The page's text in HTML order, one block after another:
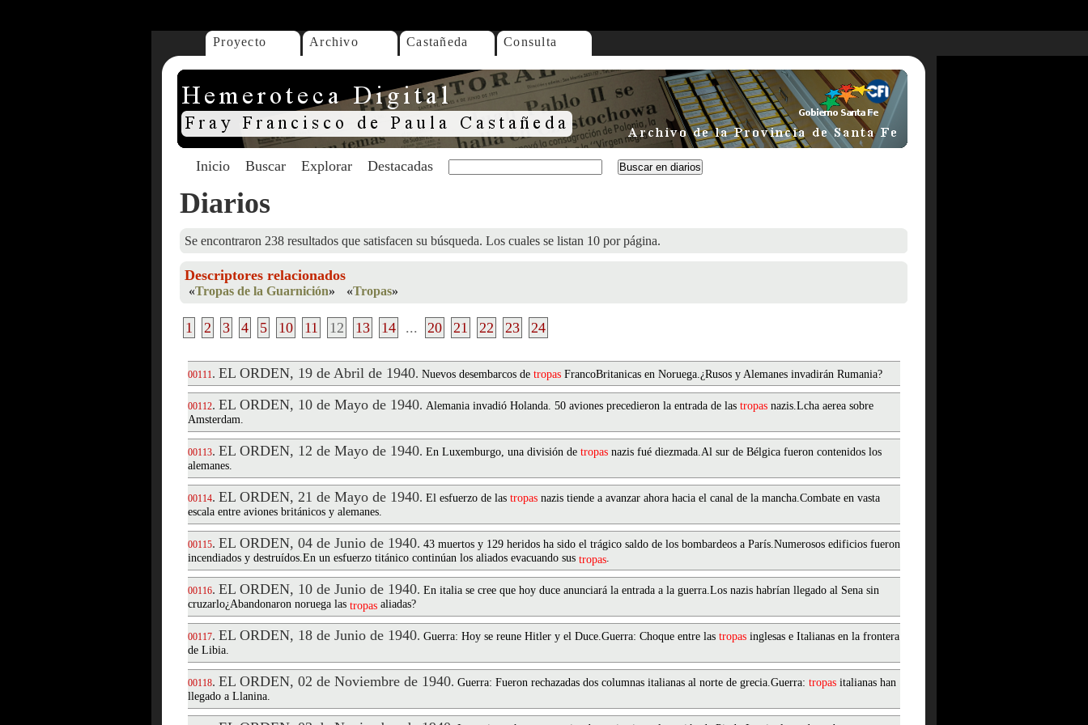
Proyecto Archivo Castañeda Consulta
Inicio Buscar Explorar Destacadas
Diarios
Se encontraron 238 resultados que satisfacen su búsqueda. Los cuales se listan 10 por página.
Descriptores relacionados
«Tropas de la Guarnición» «Tropas»
1 2 3 4 5 10 11 12 13 14 ... 20 21 22 23 24
00111. EL ORDEN, 19 de Abril de 1940. Nuevos desembarcos de tropas FrancoBritanicas en Noruega.¿Rusos y Alemanes invadirán Rumania?
00112. EL ORDEN, 10 de Mayo de 1940. Alemania invadió Holanda. 50 aviones precedieron la entrada de las tropas nazis.Lcha aerea sobre
Amsterdam.
00113. EL ORDEN, 12 de Mayo de 1940. En Luxemburgo, una división de tropas nazis fué diezmada.Al sur de Bélgica fueron contenidos los
alemanes.
00114. EL ORDEN, 21 de Mayo de 1940. El esfuerzo de las tropas nazis tiende a avanzar ahora hacia el canal de la mancha.Combate en vasta
escala entre aviones británicos y alemanes.
00115. EL ORDEN, 04 de Junio de 1940. 43 muertos y 129 heridos ha sido el trágico saldo de los bombardeos a París.Numerosos edificios fueron
incendiados y destruídos.En un esfuerzo titánico continúan los aliados evacuando sus tropas.
00116. EL ORDEN, 10 de Junio de 1940. En italia se cree que hoy duce anunciará la entrada a la guerra.Los nazis habrían llegado al Sena sin
cruzarlo¿Abandonaron noruega las tropas aliadas?
00117. EL ORDEN, 18 de Junio de 1940. Guerra: Hoy se reune Hitler y el Duce.Guerra: Choque entre las tropas inglesas e Italianas en la frontera
de Libia.
00118. EL ORDEN, 02 de Noviembre de 1940. Guerra: Fueron rechazadas dos columnas italianas al norte de grecia.Guerra: tropas italianas han
llegado a Llanina.